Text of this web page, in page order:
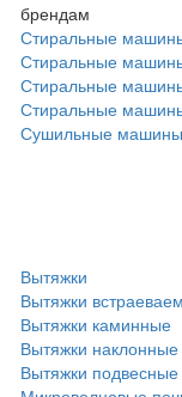
брендам
Стиральные
Стиральные
Стиральные
Стиральные
Сушильные машины
Вытяжки
Вытяжки
Вытяжки каминные
Вытяжки наклонные
Вытяжки подвесные